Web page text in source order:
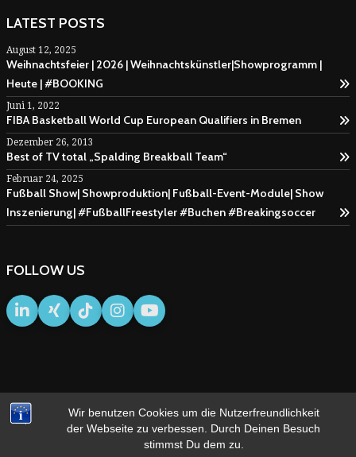
Wir benutzen Cookies um die Nutzerfreundlichkeit
der Webseite zu verbessen. Durch Deinen Besuch
stimmst Du dem zu.
LATEST POSTS
August 12, 2025
Weihnachtsfeier | 2026 | Weihnachtskünstler|Showprogramm |
Heute | #BOOKING
Juni 1, 2022
FIBA Basketball World Cup European Qualifiers in Bremen
Dezember 26, 2013
Best of TV total „Spalding Breakball Team“
Februar 24, 2025
Fußball Show| Showproduktion| Fußball-Event-Module| Show
Inszenierung| #FußballFreestyler #Buchen #Breakingsoccer
FOLLOW US
IMPRESSUM AGB